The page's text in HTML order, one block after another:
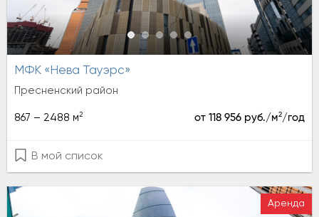
МФК «Нева Тауэрс»
Пресненский район
867 – 2488 м2 от 118 956 руб./м2/год
В мой список
Аренда